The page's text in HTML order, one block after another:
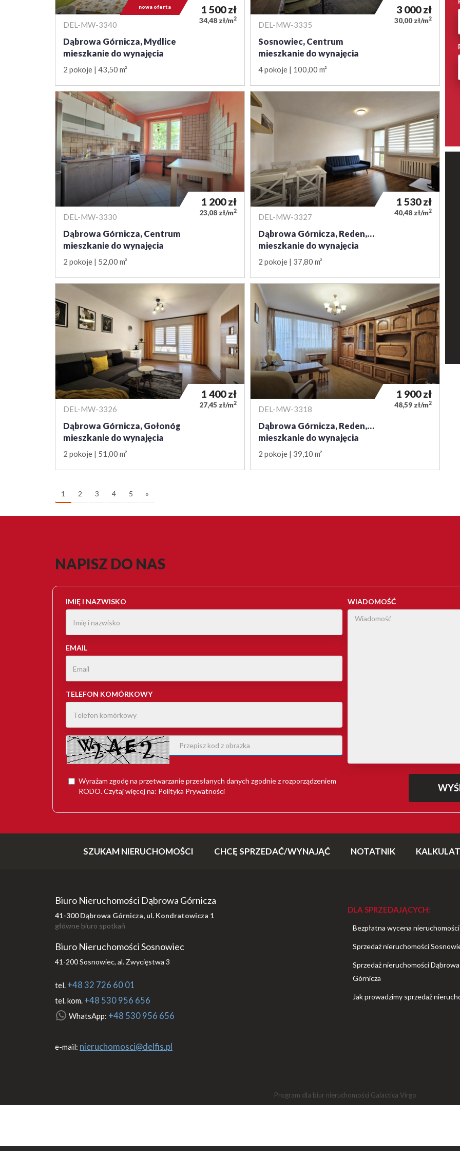
DEL-MW-3340
Dąbrowa Górnicza, Mydlice
mieszkanie do wynajęcia
2 pokoje 43,50 m²
1 500zł
34,48 zł/m2
nowa oferta
DEL-MW-3335
Sosnowiec, Centrum
mieszkanie do wynajęcia
4 pokoje 100,00 m²
3 000zł
30,00 zł/m2
DEL-MW-3330
Dąbrowa Górnicza, Centrum
mieszkanie do wynajęcia
2 pokoje 52,00 m²
1 200zł
23,08 zł/m2
DEL-MW-3327
Dąbrowa Górnicza, Reden,…
mieszkanie do wynajęcia
2 pokoje 37,80 m²
1 530zł
40,48 zł/m2
DEL-MW-3326
Dąbrowa Górnicza, Gołonóg
mieszkanie do wynajęcia
2 pokoje 51,00 m²
1 400zł
27,45 zł/m2
DEL-MW-3318
Dąbrowa Górnicza, Reden,…
mieszkanie do wynajęcia
2 pokoje 39,10 m²
1 900zł
48,59 zł/m2
1 2 3 4 5 »
NAPISZ DO NAS
IMIĘ I NAZWISKO
EMAIL
TELEFON KOMÓRKOWY
Wyrażam zgodę na przetwarzanie przesłanych danych zgodnie z rozporządzeniem
RODO. Czytaj więcej na: Polityka Prywatności
WIADOMOŚĆ
SZUKAM NIERUCHOMOŚCI CHCĘ SPRZEDAĆ/WYNAJĄĆ NOTATNIK
Biuro Nieruchomości Dąbrowa Górnicza
41-300 Dąbrowa Górnicza, ul. Kondratowicza 1
główne biuro spotkań
Biuro Nieruchomości Sosnowiec
41-200 Sosnowiec, al. Zwycięstwa 3
tel. +48 32 726 60 01
tel. kom. +48 530 956 656
WhatsApp: +48 530 956 656
e-mail: nieruchomosci@delfis.pl
DLA SPRZEDAJĄCYCH:
Bezpłatna wycena nieruchomości
Sprzedaż nieruchomości
Sprzedaż nieruchomości Dąbrowa
Górnicza
Jak prowadzimy sprzedaż
Program dla biur nieruchomości Galactica Virgo